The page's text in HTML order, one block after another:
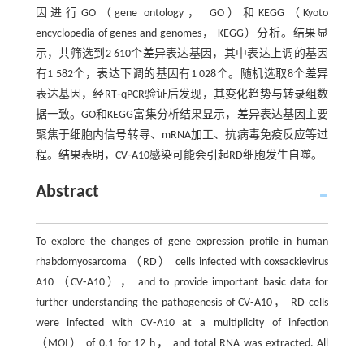
因进行GO（gene ontology， GO）和KEGG（Kyoto
encyclopedia of genes and genomes， KEGG）分析。结果显
示，共筛选到2 610个差异表达基因，其中表达上调的基因
有1 582个，表达下调的基因有1 028个。随机选取8个差异
表达基因，经RT⁃qPCR验证后发现，其变化趋势与转录组数
据一致。GO和KEGG富集分析结果显示，差异表达基因主要
聚焦于细胞内信号转导、mRNA加工、抗病毒免疫反应等过
程。结果表明，CV⁃A10感染可能会引起RD细胞发生自噬。
Abstract
To explore the changes of gene expression profile in human
rhabdomyosarcoma （RD） cells infected with coxsackievirus
A10 （CV⁃A10）， and to provide important basic data for
further understanding the pathogenesis of CV⁃A10， RD cells
were infected with CV⁃A10 at a multiplicity of infection
（MOI） of 0.1 for 12 h， and total RNA was extracted. All